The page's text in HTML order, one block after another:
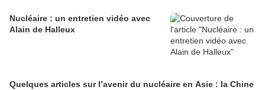
Nucléaire : un entretien vidéo avec
Alain de Halleux
Quelques articles sur l’avenir du nucléaire en Asie : la Chine